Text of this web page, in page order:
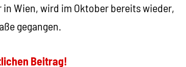
Wien, wird im Oktober bereits wieder,
gegangen.
Beitrag!